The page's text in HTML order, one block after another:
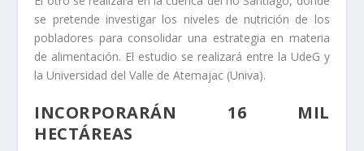
se pretende investigar los niveles de nutrición de los
pobladores para consolidar una estrategia en materia
de alimentación. El estudio se realizará entre la UdeG y
la Universidad del Valle de Atemajac (Univa).
INCORPORARÁN 16 MIL
HECTÁREAS